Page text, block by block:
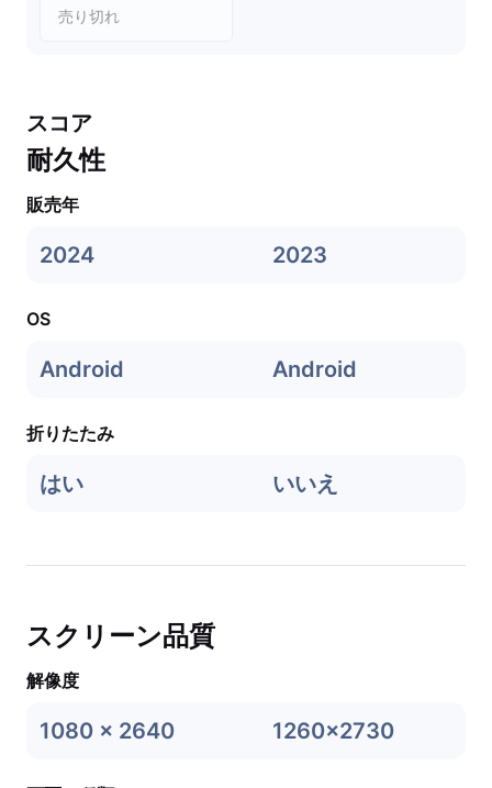
売り切れ
スコア
耐久性
販売年
2024 2023
OS
Android Android
折りたたみ
はい いいえ
スクリーン品質
解像度
1080 x 2640 1260x2730